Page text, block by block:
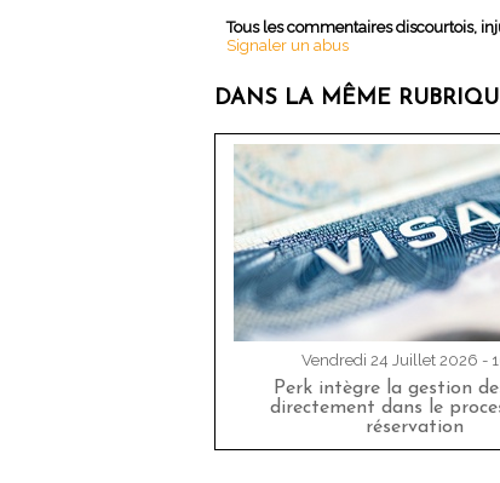
Tous les commentaires discourtois,
Signaler un abus
DANS LA MÊME
Vendredi 24 Juillet 2026 -
Perk intègre la gestion
directement dans le
réservation